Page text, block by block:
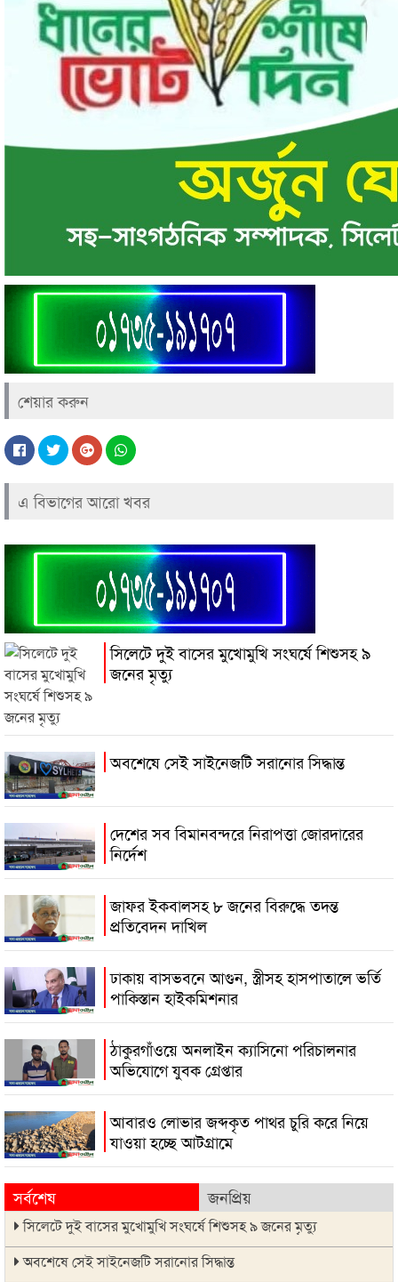
শেয়ার করুন
এ বিভাগের আরো খবর
সিলেটে দুই বাসের মুখোমুখি সংঘর্ষে শিশুসহ ৯
জনের মৃত্যু
অবশেষে সেই সাইনেজটি সরানোর সিদ্ধান্ত
দেশের সব বিমানবন্দরে নিরাপত্তা জোরদারের
নির্দেশ
জাফর ইকবালসহ ৮ জনের বিরুদ্ধে তদন্ত
প্রতিবেদন দাখিল
ঢাকায় বাসভবনে আগুন, স্ত্রীসহ হাসপাতালে ভর্তি
পাকিস্তান হাইকমিশনার
ঠাকুরগাঁওয়ে অনলাইন ক্যাসিনো পরিচালনার
অভিযোগে যুবক গ্রেপ্তার
আবারও লোভার জব্দকৃত পাথর চুরি করে নিয়ে
যাওয়া হচ্ছে আটগ্রামে
সর্বশেষ জনপ্রিয়
সিলেটে দুই বাসের মুখোমুখি সংঘর্ষে শিশুসহ ৯ জনের মৃত্যু
অবশেষে সেই সাইনেজটি সরানোর সিদ্ধান্ত